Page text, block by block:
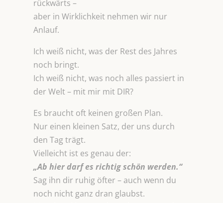
rückwärts –
aber in Wirklichkeit nehmen wir nur
Anlauf.
Ich weiß nicht, was der Rest des Jahres
noch bringt.
Ich weiß nicht, was noch alles passiert in
der Welt – mit mir mit DIR?
Es braucht oft keinen großen Plan.
Nur einen kleinen Satz, der uns durch
den Tag trägt.
Vielleicht ist es genau der:
„Ab hier darf es richtig schön werden.“
Sag ihn dir ruhig öfter – auch wenn du
noch nicht ganz dran glaubst.